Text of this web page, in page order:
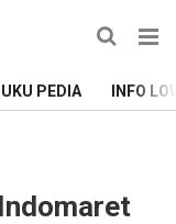
PEDIA INFO